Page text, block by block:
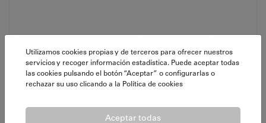
Utilizamos cookies propias y de terceros para ofrecer nuestros
servicios y recoger información estadística. Puede aceptar todas
las cookies pulsando el botón “Aceptar” o configurarlas o
rechazar su uso clicando a la Política de cookies
Aceptar todas